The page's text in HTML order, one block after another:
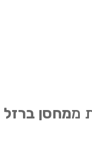
ממחסן ברזל